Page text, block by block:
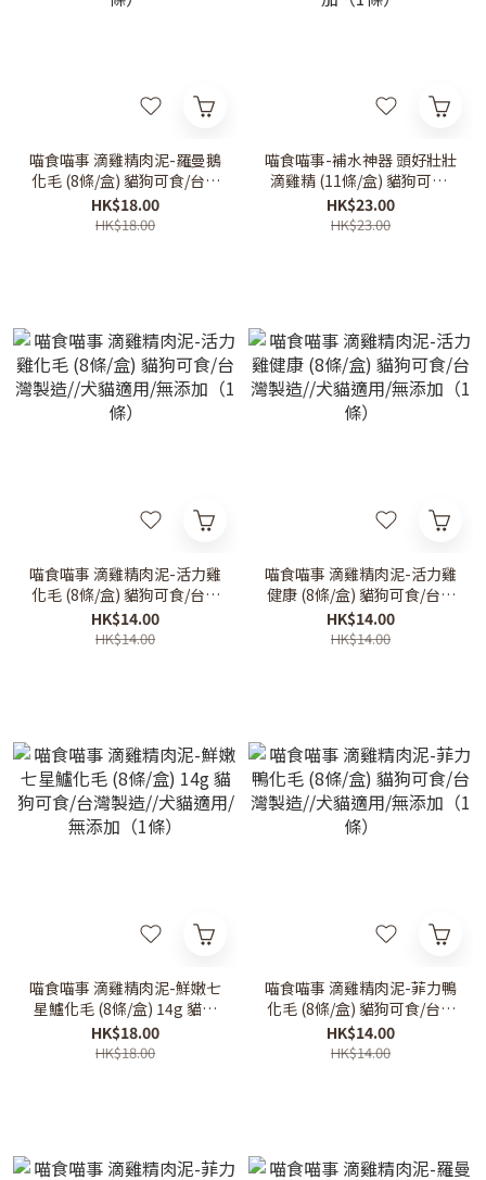
喵食喵事 滴雞精肉泥-羅曼鵝
化毛 (8條/盒) 貓狗可食/台灣
製造//犬貓適用/無添加（1
條）
HK$18.00
HK$18.00
喵食喵事-補水神器 頭好壯壯
滴雞精 (11條/盒) 貓狗可食/
台灣製造//犬貓適用/無添加
（1條）
HK$23.00
HK$23.00
喵食喵事 滴雞精肉泥-活力雞
化毛 (8條/盒) 貓狗可食/台灣
製造//犬貓適用/無添加（1
條）
HK$14.00
HK$14.00
喵食喵事 滴雞精肉泥-活力雞
健康 (8條/盒) 貓狗可食/台灣
製造//犬貓適用/無添加（1
條）
HK$14.00
HK$14.00
喵食喵事 滴雞精肉泥-鮮嫩七
星鱸化毛 (8條/盒) 14g 貓狗
可食/台灣製造//犬貓適用/無
添加（1條）
HK$18.00
HK$18.00
喵食喵事 滴雞精肉泥-菲力鴨
化毛 (8條/盒) 貓狗可食/台灣
製造//犬貓適用/無添加（1
條）
HK$14.00
HK$14.00